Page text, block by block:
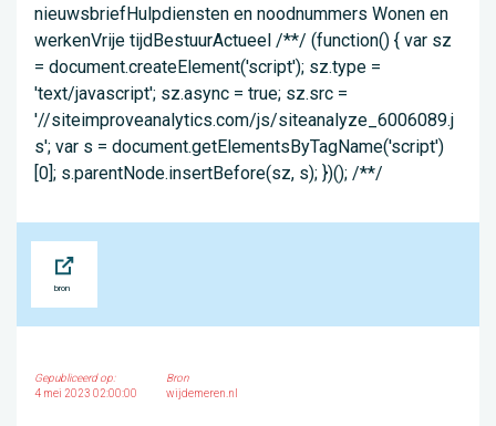
nieuwsbriefHulpdiensten en noodnummers Wonen en
werkenVrije tijdBestuurActueel /**/ (function() { var sz
= document.createElement('script'); sz.type =
'text/javascript'; sz.async = true; sz.src =
'//siteimproveanalytics.com/js/siteanalyze_6006089.j
s'; var s = document.getElementsByTagName('script')
[0]; s.parentNode.insertBefore(sz, s); })(); /**/
Gepubliceerd op:
4 mei 2023 02:00:00
Bron
wijdemeren.nl